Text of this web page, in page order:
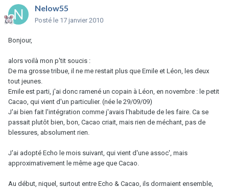
Nelow55
Posté le 17 janvier 2010
Bonjour,
alors voilà mon p'tit soucis :
De ma grosse tribue, il ne me restait plus que Emile et Léon, les deux
tout jeunes.
Emile est parti, j'ai donc ramené un copain à Léon, en novembre : le petit
Cacao, qui vient d'un particulier. (née le 29/09/09)
J'ai bien fait l'intégration comme j'avais l'habitude de les faire. Ca se
passait plutôt bien, bon, Cacao criait, mais rien de méchant, pas de
blessures, absolument rien.
J'ai adopté Echo le mois suivant, qui vient d'une assoc', mais
approximativement le même age que Cacao.
Au début, niquel, surtout entre Echo & Cacao, ils dormaient ensemble,